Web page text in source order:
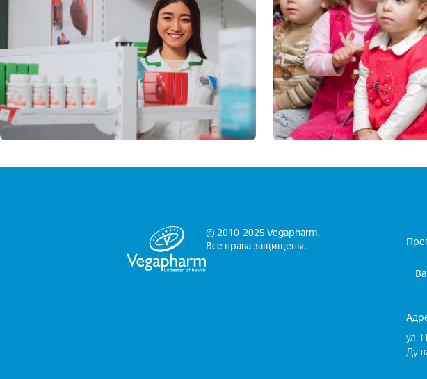
людей. Персонализированная медицина и
генетикаВ центре внимания —
персонализированный подход к лечению,
который позволяет создавать …
Читать далее
дом, мы можем не только …
Читать далее
© 2010-2025 Vegapharm.
Все права защищены.
ул.